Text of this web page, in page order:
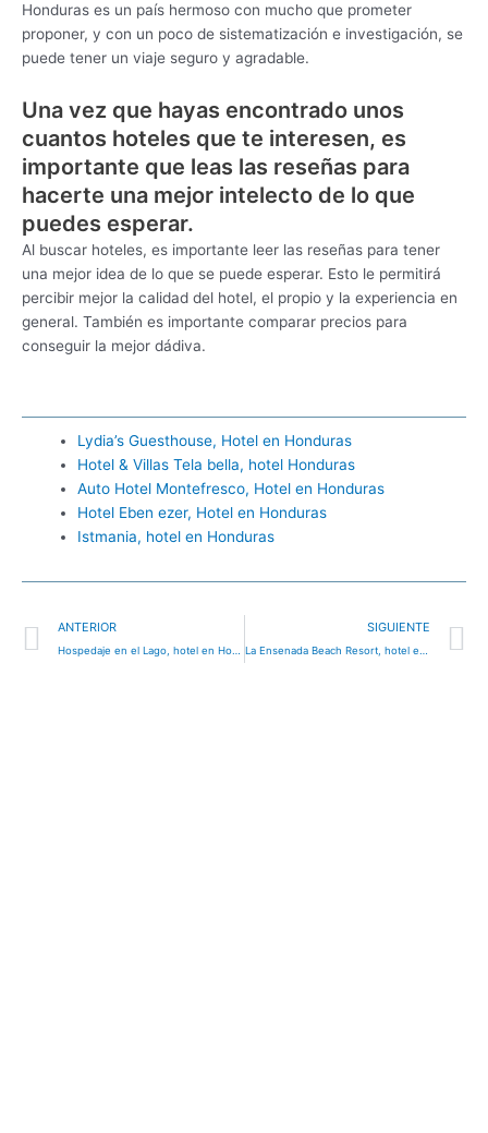
Honduras es un país hermoso con mucho que prometer
proponer, y con un poco de sistematización e investigación, se
puede tener un viaje seguro y agradable.
Una vez que hayas encontrado unos
cuantos hoteles que te interesen, es
importante que leas las reseñas para
hacerte una mejor intelecto de lo que
puedes esperar.
Al buscar hoteles, es importante leer las reseñas para tener
una mejor idea de lo que se puede esperar. Esto le permitirá
percibir mejor la calidad del hotel, el propio y la experiencia en
general. También es importante comparar precios para
conseguir la mejor dádiva.
Lydia’s Guesthouse, Hotel en Honduras
Hotel & Villas Tela bella, hotel Honduras
Auto Hotel Montefresco, Hotel en Honduras
Hotel Eben ezer, Hotel en Honduras
Istmania, hotel en Honduras
Ant
ANTERIOR
Hospedaje en el Lago, hotel en Honduras
SIGUIENTE
La Ensenada Beach Resort, hotel en Honduras